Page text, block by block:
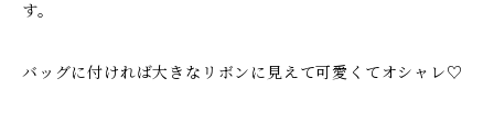
す。
バッグに付ければ大きなリボンに見えて可愛くてオシャレ♡